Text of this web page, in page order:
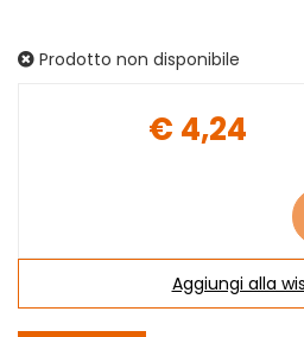
Prodotto non disponibile
€ 4,24
Aggiungi alla